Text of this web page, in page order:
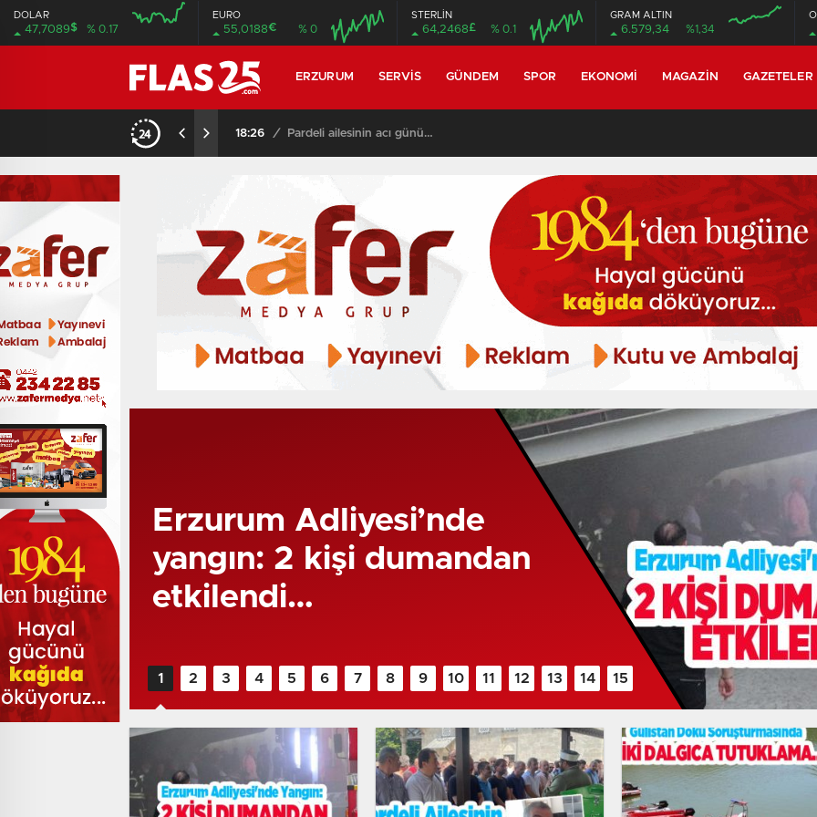
DOLAR
47,7089$ % 0.17
EURO
55,0188€ % 0
STERLİN
64,2468£ % 0.1
GRAM ALTIN
6.579,34 %1,34
ERZURUM SERVIS GÜNDEM SPOR EKONOMI MAGAZIN GAZETELER
18:21 / Gülistan Doku soruşturmasında iki dalgıca tutuklama..
Erzurum Adliyesi’nde
yangın: 2 kişi dumandan
etkilendi…